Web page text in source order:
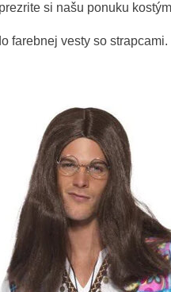
si našu ponuku
farebnej vesty so